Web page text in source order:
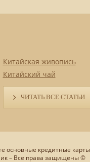
Китайская живопись
Китайский чай
ЧИТАТЬ ВСЕ СТАТЬИ
основные кредитные
– Все права защищены ©